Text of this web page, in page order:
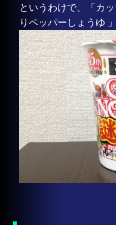
というわけで、「カ
りペッパーしょうゆ